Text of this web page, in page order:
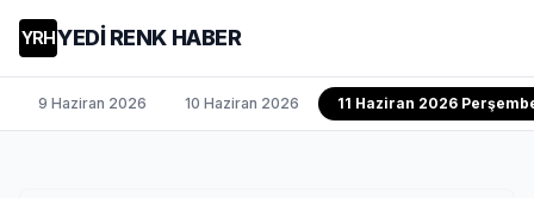
YRHYEDİ RENK HABER
9 Haziran 2026 10 Haziran 2026 11 Haziran 2026